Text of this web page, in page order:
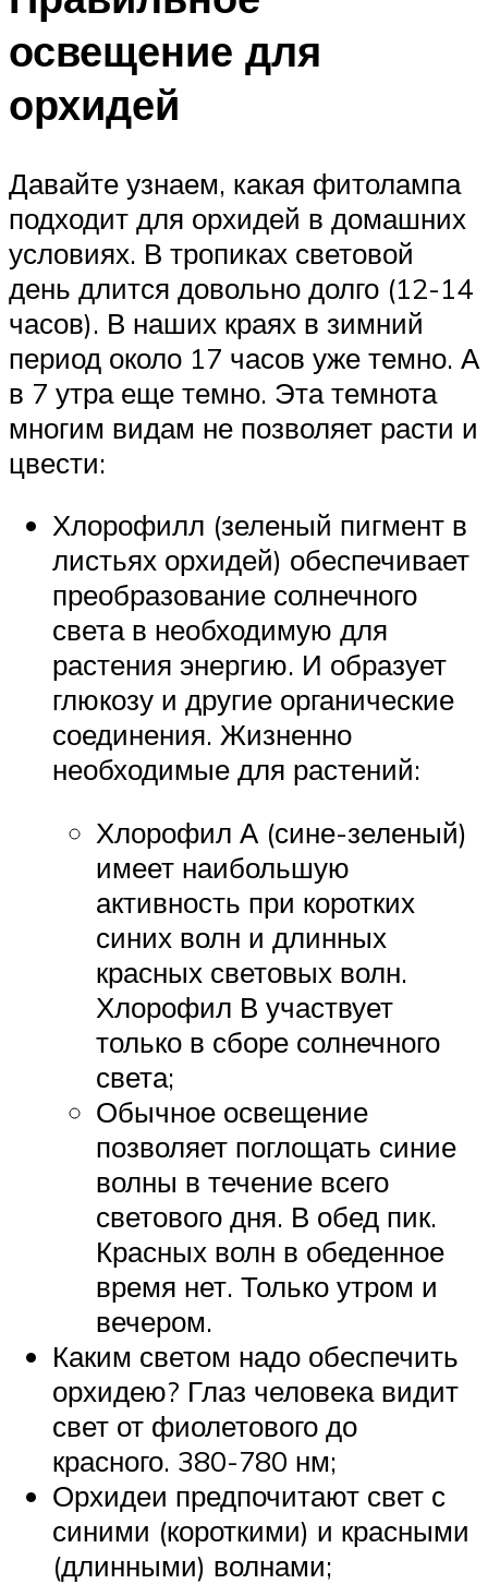
освещение для
орхидей
Давайте узнаем, какая фитолампа
подходит для орхидей в домашних
условиях. В тропиках световой
день длится довольно долго (12-14
часов). В наших краях в зимний
период около 17 часов уже темно. А
в 7 утра еще темно. Эта темнота
многим видам не позволяет расти и
цвести:
Хлорофилл (зеленый пигмент в
листьях орхидей) обеспечивает
преобразование солнечного
света в необходимую для
растения энергию. И образует
глюкозу и другие органические
соединения. Жизненно
необходимые для растений:
Хлорофил А (сине-зеленый)
имеет наибольшую
активность при коротких
синих волн и длинных
красных световых волн.
Хлорофил В участвует
только в сборе солнечного
света;
Обычное освещение
позволяет поглощать синие
волны в течение всего
светового дня. В обед пик.
Красных волн в обеденное
время нет. Только утром и
вечером.
Каким светом надо обеспечить
орхидею? Глаз человека видит
свет от фиолетового до
красного. 380-780 нм;
Орхидеи предпочитают свет с
синими (короткими) и красными
(длинными) волнами;